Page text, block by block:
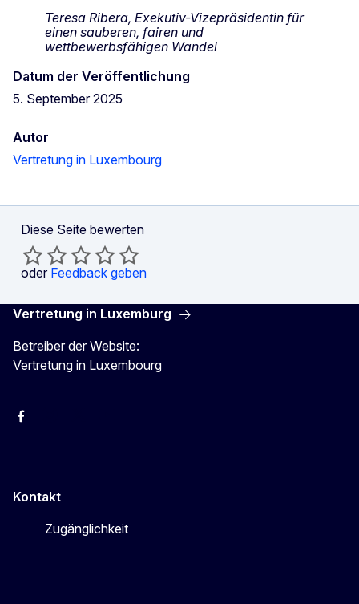
Teresa Ribera, Exekutiv-Vizepräsidentin für
einen sauberen, fairen und
wettbewerbsfähigen Wandel
Datum der Veröffentlichung
5. September 2025
Autor
Vertretung in Luxembourg
Diese Seite bewerten
oder Feedback geben
Vertretung in Luxemburg
Betreiber der Website:
Vertretung in Luxembourg
Facebook
Kontakt
Zugänglichkeit